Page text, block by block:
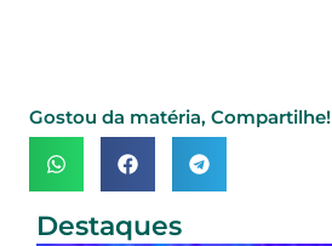
Gostou da matéria, Compartilhe!
Destaques